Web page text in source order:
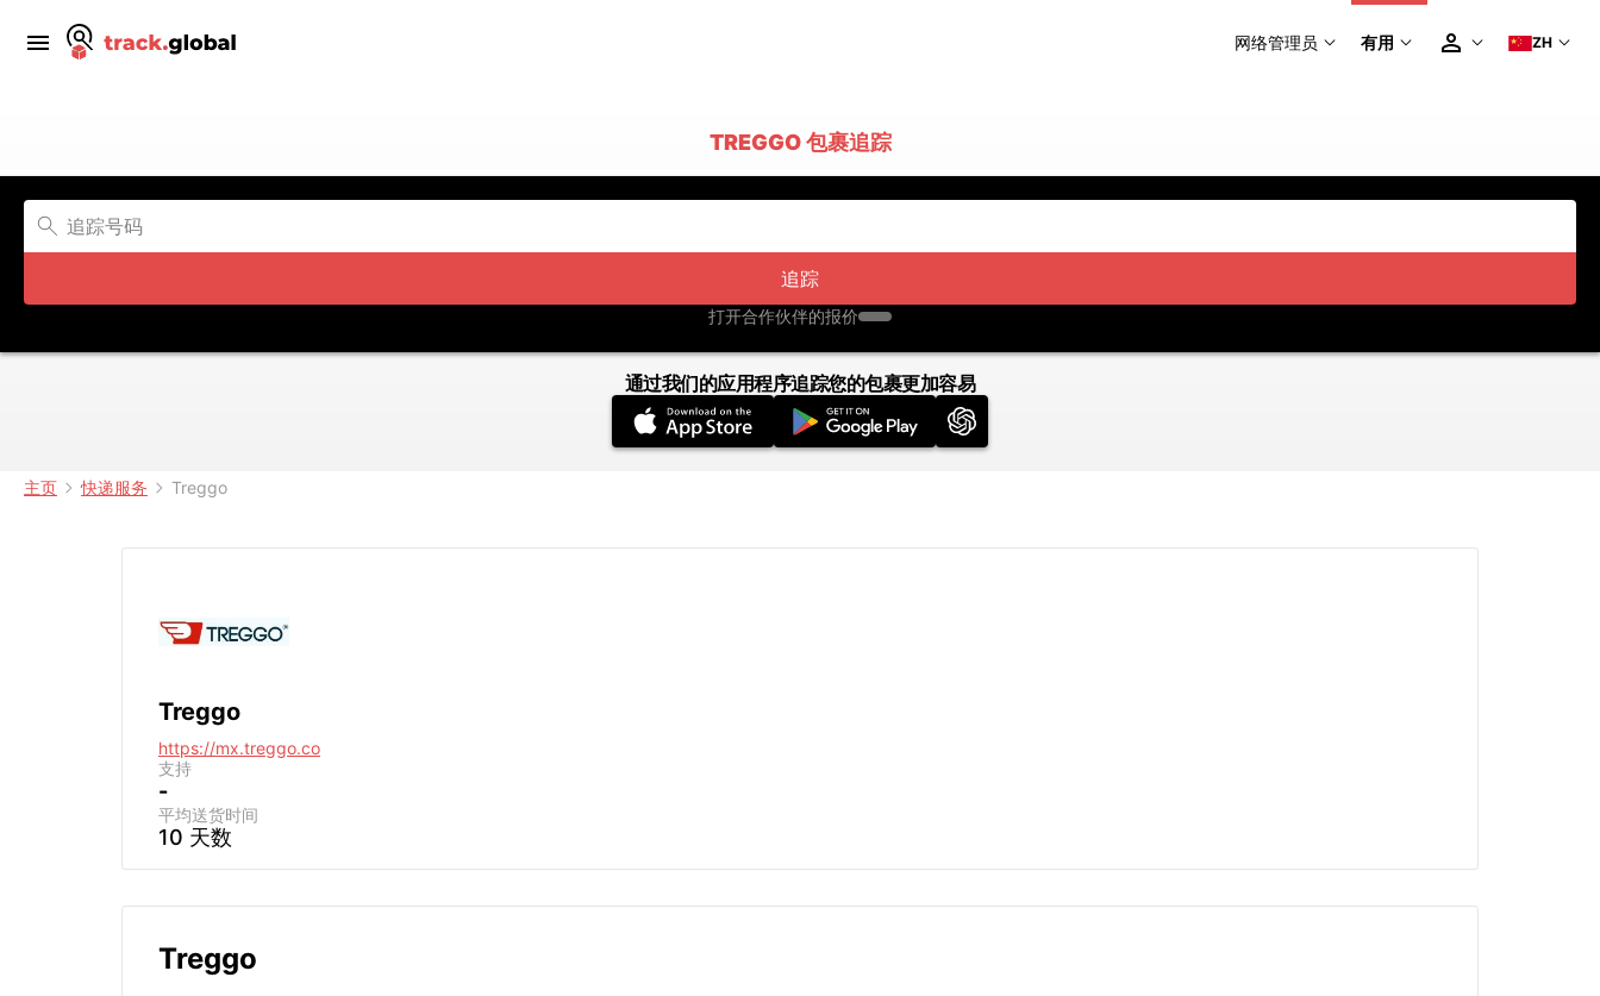
网络管理员 有用 ZH
TREGGO 包裹追踪
追踪
打开合作伙伴的报价
通过我们的应用程序追踪您的包裹更加容易
主页 快递服务 Treggo
Treggo
https://mx.treggo.co
支持
-
平均送货时间
10 天数
Treggo